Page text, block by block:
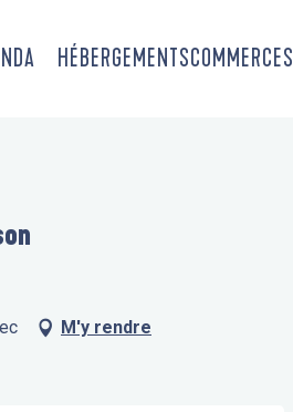
HÉBERGEMENTSCOMMERCES
M'y rendre